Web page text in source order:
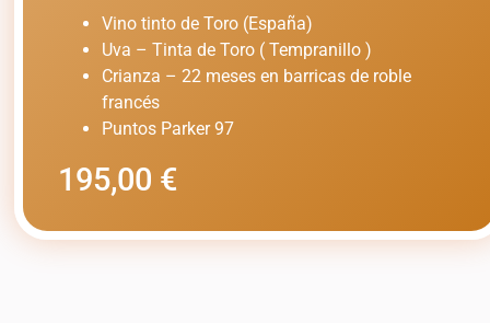
Vino tinto de Toro (España)
Uva – Tinta de Toro ( Tempranillo )
Crianza – 22 meses en barricas de roble
francés
Puntos Parker 97
195,00 €